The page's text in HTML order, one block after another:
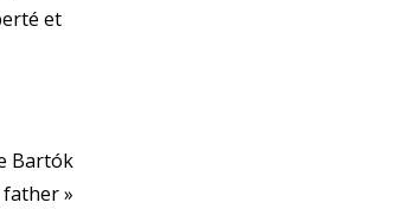
et
Bartók
»